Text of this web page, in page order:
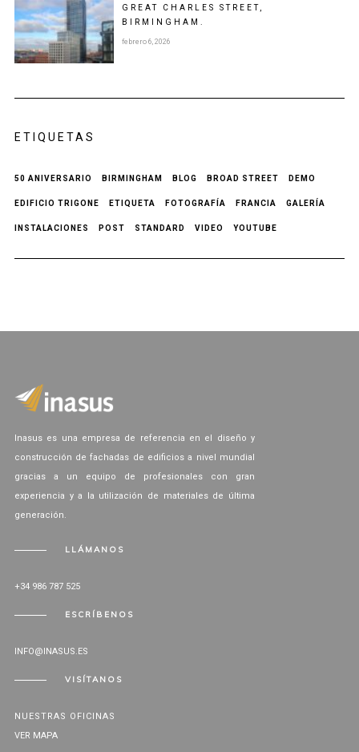
GREAT CHARLES STREET,
BIRMINGHAM.
febrero 6, 2026
ETIQUETAS
50 ANIVERSARIO BIRMINGHAM BLOG BROAD STREET DEMO
EDIFICIO TRIGONE ETIQUETA FOTOGRAFÍA FRANCIA GALERÍA
INSTALACIONES POST STANDARD VIDEO YOUTUBE
Inasus es una empresa de referencia en el diseño y
construcción de fachadas de edificios a nivel mundial
gracias a un equipo de profesionales con gran
experiencia y a la utilización de materiales de última
generación.
LLÁMANOS
+34 986 787 525
ESCRÍBENOS
INFO@INASUS.ES
VISÍTANOS
NUESTRAS OFICINAS
VER MAPA